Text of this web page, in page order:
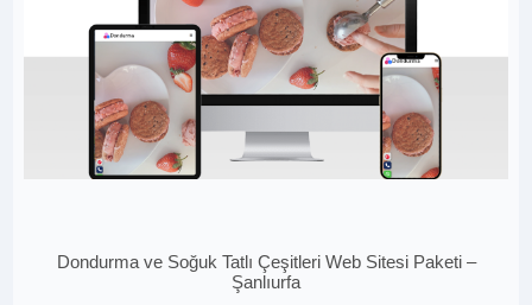
Dondurma ve Soğuk Tatlı Çeşitleri Web Sitesi Paketi –
Şanlıurfa